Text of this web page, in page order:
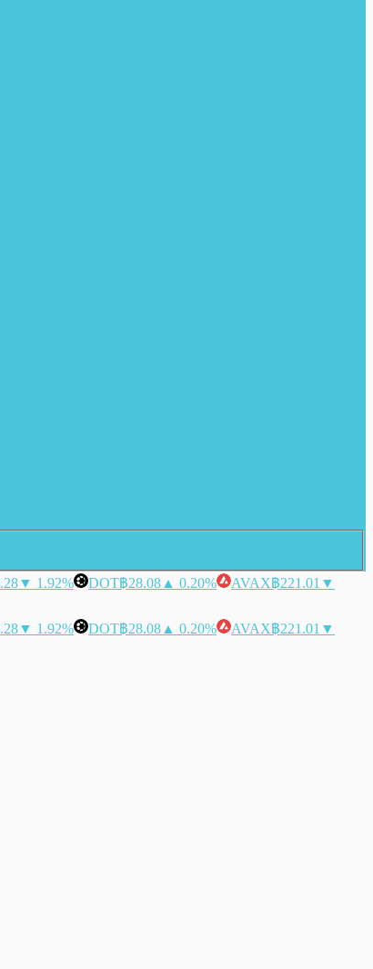
▼ 1.92% DOT฿28.08 ▲ 0.20% AVAX฿221.01 ▼
▼ 1.92% DOT฿28.08 ▲ 0.20% AVAX฿221.01 ▼